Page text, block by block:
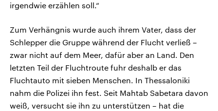
irgendwie erzählen soll.“
Zum Verhängnis wurde auch ihrem Vater, dass der
Schlepper die Gruppe während der Flucht verließ –
zwar nicht auf dem Meer, dafür aber an Land. Den
letzten Teil der Fluchtroute fuhr deshalb er das
Fluchtauto mit sieben Menschen. In Thessaloniki
nahm die Polizei ihn fest. Seit Mahtab Sabetara davon
weiß, versucht sie ihn zu unterstützen – hat die